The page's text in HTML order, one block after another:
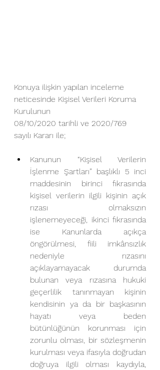
Konuya ilişkin yapılan inceleme
neticesinde Kişisel Verileri Koruma
Kurulunun
08/10/2020 tarihli ve 2020/769
sayılı Kararı ile;
Kanunun “Kişisel Verilerin
İşlenme Şartları” başlıklı 5 inci
maddesinin birinci fıkrasında
kişisel verilerin ilgili kişinin açık
rızası olmaksızın
işlenemeyeceği, ikinci fıkrasında
ise Kanunlarda açıkça
öngörülmesi, fiili imkânsızlık
nedeniyle rızasını
açıklayamayacak durumda
bulunan veya rızasına hukuki
geçerlilik tanınmayan kişinin
kendisinin ya da bir başkasının
hayatı veya beden
bütünlüğünün korunması için
zorunlu olması, bir sözleşmenin
kurulması veya ifasıyla doğrudan
doğruya ilgili olması kaydıyla,